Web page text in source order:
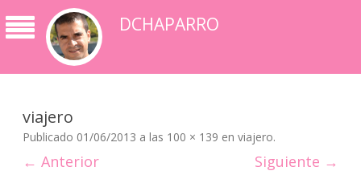
DCHAPARRO
viajero
Publicado 01/06/2013 a las 100 × 139 en viajero.
← Anterior Siguiente →